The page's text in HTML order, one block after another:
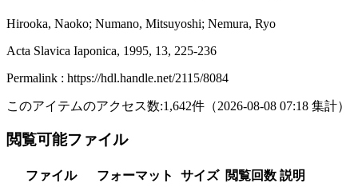
Hirooka, Naoko; Numano, Mitsuyoshi; Nemura, Ryo
Acta Slavica Iaponica, 1995, 13, 225-236
Permalink : https://hdl.handle.net/2115/8084
このアイテムのアクセス数:1,642件 （2026-08-08 07:18 集計）
閲覧可能ファイル
ファイル フォーマット サイズ 閲覧回数 説明